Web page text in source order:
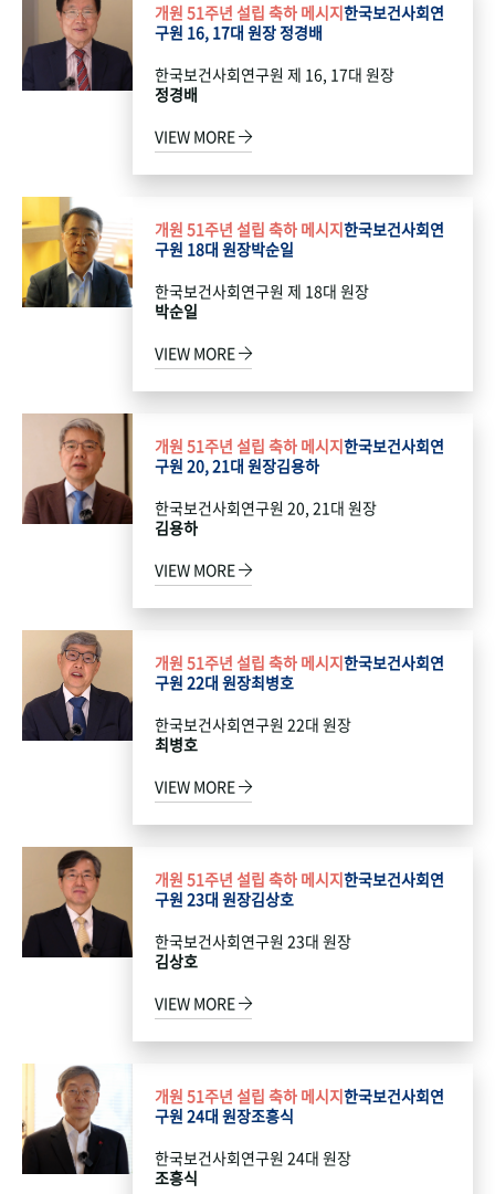
개원 51주년 설립 축하 메시지한국보건사회연
구원 16, 17대 원장 정경배
한국보건사회연구원 제 16, 17대 원장
정경배
VIEW MORE
개원 51주년 설립 축하 메시지한국보건사회연
구원 18대 원장박순일
한국보건사회연구원 제 18대 원장
박순일
VIEW MORE
개원 51주년 설립 축하 메시지한국보건사회연
구원 20, 21대 원장김용하
한국보건사회연구원 20, 21대 원장
김용하
VIEW MORE
개원 51주년 설립 축하 메시지한국보건사회연
구원 22대 원장최병호
한국보건사회연구원 22대 원장
최병호
VIEW MORE
개원 51주년 설립 축하 메시지한국보건사회연
구원 23대 원장김상호
한국보건사회연구원 23대 원장
김상호
VIEW MORE
개원 51주년 설립 축하 메시지한국보건사회연
구원 24대 원장조흥식
한국보건사회연구원 24대 원장
조흥식